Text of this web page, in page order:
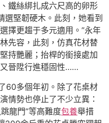
鐵絲綁扎成六尺高的卵形
堅韌硬木。此刻，她看到
擇更趨于多元適用。”永年
先容，此刻，仿真花材替
持艷麗；抬桿的銜接處加
晉陞行進穩固性……
60多個年初。除了花桌材
情勢也停止了不少立異：
龍門”等高難度包養舉措